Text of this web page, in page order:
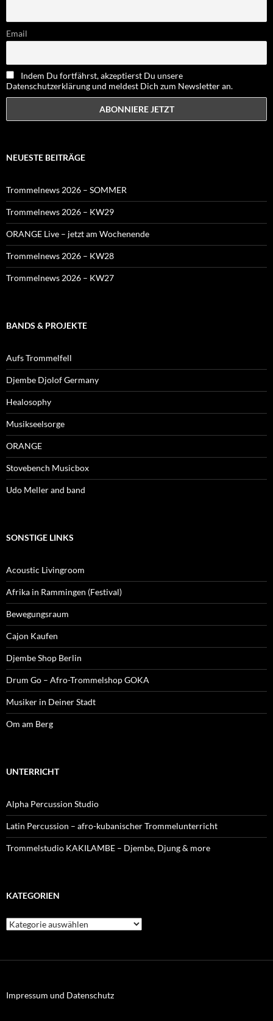
Email
Indem Du fortfährst, akzeptierst Du unsere
Datenschutzerklärung und meldest Dich zum Newsletter an.
NEUESTE BEITRÄGE
Trommelnews 2026 – SOMMER
Trommelnews 2026 – KW29
ORANGE Live – jetzt am Wochenende
Trommelnews 2026 – KW28
Trommelnews 2026 – KW27
BANDS & PROJEKTE
Aufs Trommelfell
Djembe Djolof Germany
Healosophy
Musikseelsorge
ORANGE
Stovebench Musicbox
Udo Meller and band
SONSTIGE LINKS
Acoustic Livingroom
Afrika in Rammingen (Festival)
Bewegungsraum
Cajon Kaufen
Djembe Shop Berlin
Drum Go – Afro-Trommelshop GOKA
Musiker in Deiner Stadt
Om am Berg
UNTERRICHT
Alpha Percussion Studio
Latin Percussion – afro-kubanischer Trommelunterricht
Trommelstudio KAKILAMBE – Djembe, Djung & more
KATEGORIEN
Kategorien
Impressum und Datenschutz